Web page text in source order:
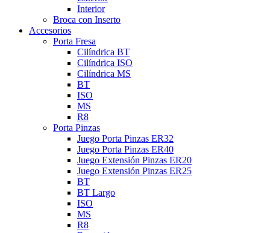
Interior
Broca con Inserto
Accesorios
Porta Fresa
Cilíndrica BT
Cilíndrica ISO
Cilíndrica MS
BT
ISO
MS
R8
Porta Pinzas
Juego Porta Pinzas ER32
Juego Porta Pinzas ER40
Juego Extensión Pinzas ER20
Juego Extensión Pinzas ER25
BT
BT Largo
ISO
MS
R8